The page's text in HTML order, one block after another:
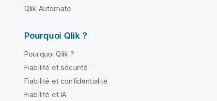
Qlik Automate
Pourquoi Qlik ?
Pourquoi Qlik ?
Fiabilité et sécurité
Fiabilité et confidentialité
Fiabilité et IA